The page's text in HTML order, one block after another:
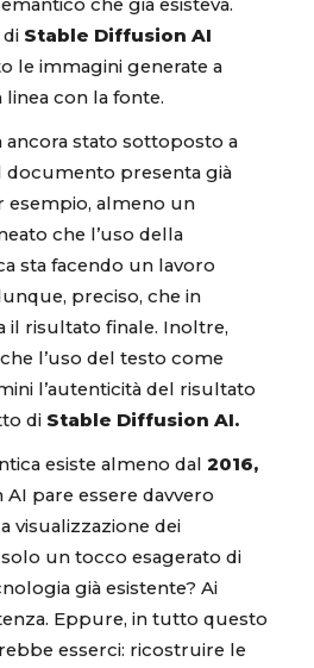
di Stable Diffusion AI
le immagini generate a
con la fonte.
ancora stato sottoposto a
documento presenta già
esempio, almeno un
che l’uso della
sta facendo un lavoro
preciso, che in
il risultato finale. Inoltre,
l’uso del testo come
l’autenticità del risultato
di Stable Diffusion AI.
esiste almeno dal 2016,
pare essere davvero
visualizzazione dei
solo un tocco esagerato di
già esistente? Ai
Eppure, in tutto questo
esserci: ricostruire le